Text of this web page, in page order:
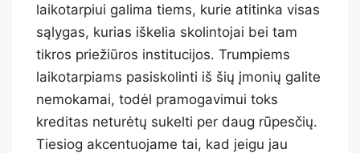
laikotarpiui galima tiems, kurie atitinka visas
sąlygas, kurias iškelia skolintojai bei tam
tikros priežiūros institucijos. Trumpiems
laikotarpiams pasiskolinti iš šių įmonių galite
nemokamai, todėl pramogavimui toks
kreditas neturėtų sukelti per daug rūpesčių.
Tiesiog akcentuojame tai, kad jeigu jau